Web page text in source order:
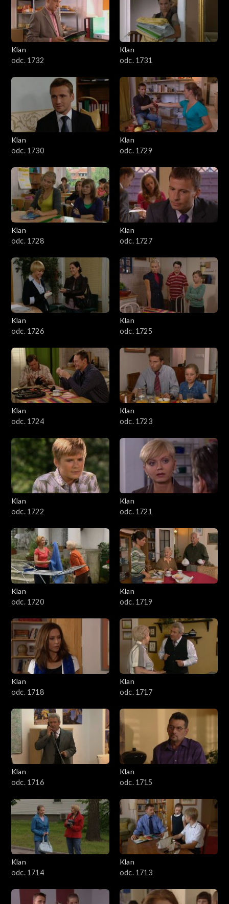
Klan
odc. 1732
Klan
odc. 1731
Klan
odc. 1730
Klan
odc. 1729
Klan
odc. 1728
Klan
odc. 1727
Klan
odc. 1726
Klan
odc. 1725
Klan
odc. 1724
Klan
odc. 1723
Klan
odc. 1722
Klan
odc. 1721
Klan
odc. 1720
Klan
odc. 1719
Klan
odc. 1718
Klan
odc. 1717
Klan
odc. 1716
Klan
odc. 1715
Klan
odc. 1714
Klan
odc. 1713